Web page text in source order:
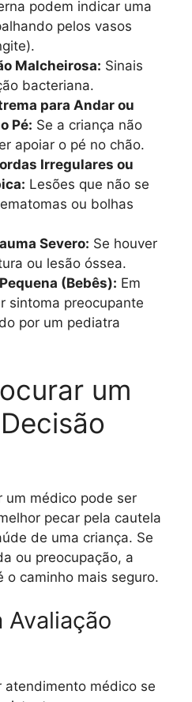
podem indicar uma
pelos vasos
Malcheirosa: Sinais
bacteriana.
para Andar ou
Pé: Se a criança não
apoiar o pé no chão.
Irregulares ou
Lesões que não se
ou bolhas
Severo: Se houver
ou lesão óssea.
(Bebês): Em
sintoma preocupante
por um pediatra
um
um médico pode ser
pecar pela cautela
de uma criança. Se
ou preocupação, a
o caminho mais seguro.
Avaliação
atendimento médico se